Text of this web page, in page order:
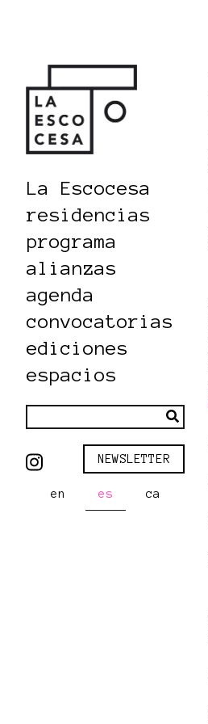
La Escocesa
residencias
programa
alianzas
agenda
convocatorias
ediciones
espacios
NEWSLETTER
en es ca